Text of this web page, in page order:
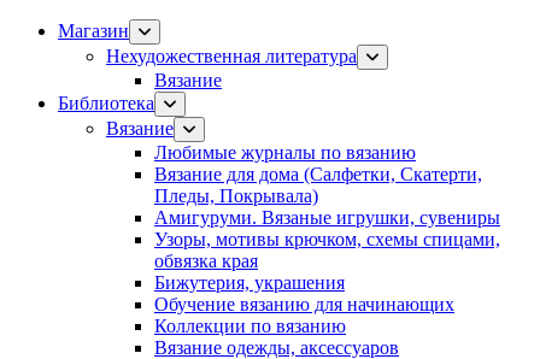
Магазин
Нехудожественная литература
Вязание
Библиотека
Вязание
Любимые журналы по вязанию
Вязание для дома (Салфетки, Скатерти,
Пледы, Покрывала)
Амигуруми. Вязаные игрушки, сувениры
Узоры, мотивы крючком, схемы спицами,
обвязка края
Бижутерия, украшения
Обучение вязанию для начинающих
Коллекции по вязанию
Вязание одежды, аксессуаров